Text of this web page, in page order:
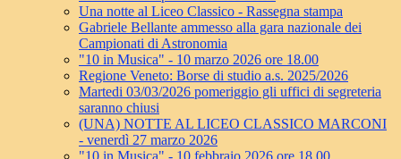
Una notte al Liceo Classico - Rassegna stampa
Gabriele Bellante ammesso alla gara nazionale dei
Campionati di Astronomia
"10 in Musica" - 10 marzo 2026 ore 18.00
Regione Veneto: Borse di studio a.s. 2025/2026
Martedi 03/03/2026 pomeriggio gli uffici di segreteria
saranno chiusi
(UNA) NOTTE AL LICEO CLASSICO MARCONI
- venerdì 27 marzo 2026